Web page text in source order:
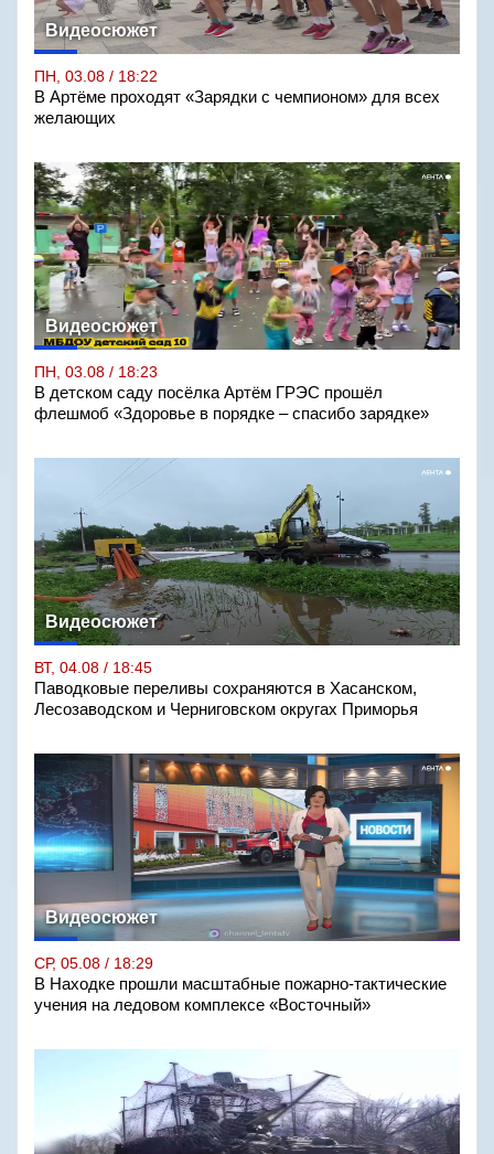
Видеосюжет
ПН, 03.08 / 18:22
В Артёме проходят «Зарядки с чемпионом» для всех
желающих
Видеосюжет
ПН, 03.08 / 18:23
В детском саду посёлка Артём ГРЭС прошёл
флешмоб «Здоровье в порядке – спасибо зарядке»
Видеосюжет
ВТ, 04.08 / 18:45
Паводковые переливы сохраняются в Хасанском,
Лесозаводском и Черниговском округах Приморья
Видеосюжет
СР, 05.08 / 18:29
В Находке прошли масштабные пожарно-тактические
учения на ледовом комплексе «Восточный»